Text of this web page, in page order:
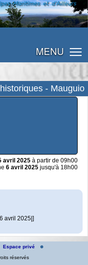
MENU
- Mauguio
avril 2025 à partir de 09h00
6 avril 2025 jusqu'à 18h00
avril 2025|]
Espace privé
réservés